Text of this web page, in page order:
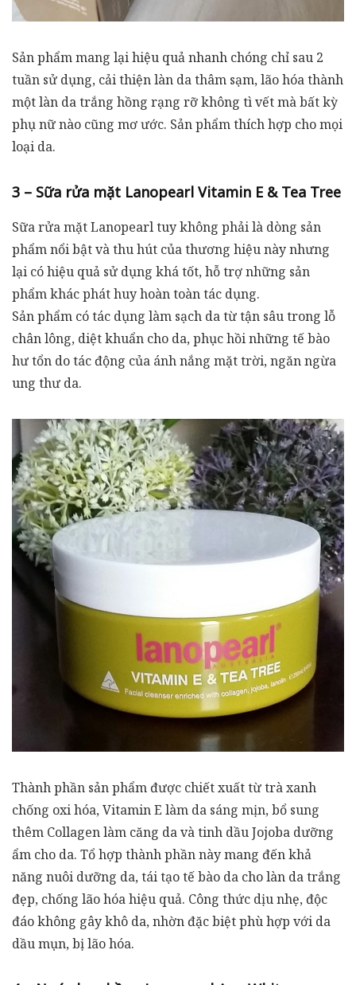
Sản phẩm mang lại hiệu quả nhanh chóng chỉ sau 2
tuần sử dụng, cải thiện làn da thâm sạm, lão hóa thành
một làn da trắng hồng rạng rỡ không tì vết mà bất kỳ
phụ nữ nào cũng mơ ước. Sản phẩm thích hợp cho mọi
loại da.
3 – Sữa rửa mặt Lanopearl Vitamin E & Tea Tree
Sữa rửa mặt Lanopearl tuy không phải là dòng sản
phẩm nổi bật và thu hút của thương hiệu này nhưng
lại có hiệu quả sử dụng khá tốt, hỗ trợ những sản
phẩm khác phát huy hoàn toàn tác dụng.
Sản phẩm có tác dụng làm sạch da từ tận sâu trong lỗ
chân lông, diệt khuẩn cho da, phục hồi những tế bào
hư tổn do tác động của ánh nắng mặt trời, ngăn ngừa
ung thư da.
Thành phần sản phẩm được chiết xuất từ trà xanh
chống oxi hóa, Vitamin E làm da sáng mịn, bổ sung
thêm Collagen làm căng da và tinh dầu Jojoba dưỡng
ẩm cho da. Tổ hợp thành phần này mang đến khả
năng nuôi dưỡng da, tái tạo tế bào da cho làn da trắng
đẹp, chống lão hóa hiệu quả. Công thức dịu nhẹ, độc
đáo không gây khô da, nhờn đặc biệt phù hợp với da
dầu mụn, bị lão hóa.